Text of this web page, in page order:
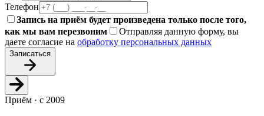
Телефон
Запись на приём будет произведена только после того,
как мы вам перезвоним
Отправляя данную форму, вы
даете согласие на обработку персональных данных
Записаться
Приём · с 2009